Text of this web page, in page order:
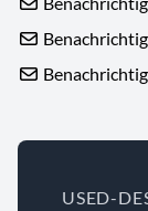
USED-